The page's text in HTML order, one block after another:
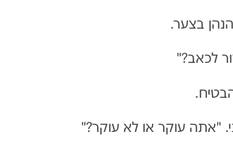
בצער.
לכאב?"
"אתה עוקר או לא עוקר?"